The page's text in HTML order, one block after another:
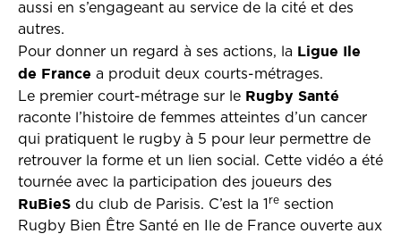
aussi en s’engageant au service de la cité et des
autres.
Pour donner un regard à ses actions, la Ligue Ile
de France a produit deux courts-métrages.
Le premier court-métrage sur le Rugby Santé
raconte l’histoire de femmes atteintes d’un cancer
qui pratiquent le rugby à 5 pour leur permettre de
retrouver la forme et un lien social. Cette vidéo a été
tournée avec la participation des joueurs des
RuBieS du club de Parisis. C’est la 1 re section
Rugby Bien Être Santé en Ile de France ouverte aux